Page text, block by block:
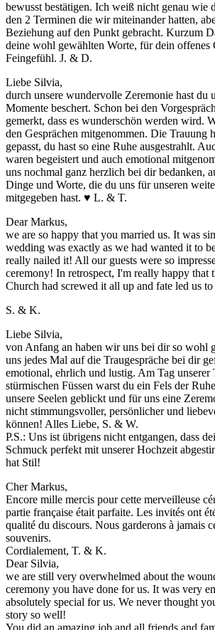
bewusst bestätigen. Ich weiß nicht genau wie
den 2 Terminen die wir miteinander hatten,
Beziehung auf den Punkt gebracht. Kurzum
deine wohl gewählten Worte, für dein offenes
Feingefühl. J. & D.
Liebe Silvia,
durch unsere wundervolle Zeremonie hast du
Momente beschert. Schon bei den
gemerkt, dass es wunderschön werden wird.
den Gesprächen mitgenommen. Die Trauung
gepasst, du hast so eine Ruhe ausgestrahlt.
waren begeistert und auch emotional
uns nochmal ganz herzlich bei dir bedanken,
Dinge und Worte, die du uns für unseren
mitgegeben hast. ♥ L. & T.
Dear Markus,
we are so happy that you married us. It was
wedding was exactly as we had wanted it to
really nailed it! All our guests were so
ceremony! In retrospect, I'm really happy that
Church had screwed it all up and fate led us
S. & K.
Liebe Silvia,
von Anfang an haben wir uns bei dir so wohl
uns jedes Mal auf die Traugespräche bei dir
emotional, ehrlich und lustig. Am Tag unserer
stürmischen Füssen warst du ein Fels der
unsere Seelen geblickt und für uns eine
nicht stimmungsvoller, persönlicher und
können! Alles Liebe, S. & W.
P.S.: Uns ist übrigens nicht entgangen, dass
Schmuck perfekt mit unserer Hochzeit
hat Stil!
Cher Markus,
Encore mille mercis pour cette merveilleuse
partie française était parfaite. Les invités ont
qualité du discours. Nous garderons à jamais
souvenirs.
Cordialement, T. & K.
Dear Silvia,
we are still very overwhelmed about the
ceremony you have done for us. It was very
absolutely special for us. We never thought
story so well!
You did an amazing job and all friends and